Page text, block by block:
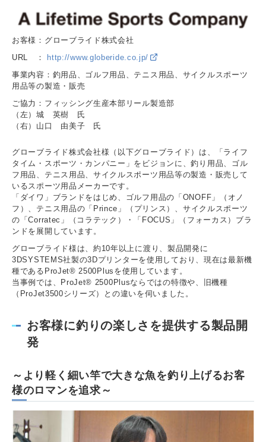
お客様：グローブライド株式会社
URL ：
http://www.globeride.co.jp/
事業内容：釣用品、ゴルフ用品、テニス用品、サイクルスポーツ
用品等の製造・販売
ご協力：フィッシング生産本部リール製造部
（左）城 英樹 氏
（右）山口 由美子 氏
グローブライド株式会社様（以下グローブライド）は、「ライフ
タイム・スポーツ・カンパニー」をビジョンに、釣り用品、ゴル
フ用品、テニス用品、サイクルスポーツ用品等の製造・販売して
いるスポーツ用品メーカーです。
「ダイワ」ブランドをはじめ、ゴルフ用品の「ONOFF」（オノ
フ）、テニス用品の「Prince」（プリンス）、サイクルスポーツ
の「Corratec」（コラテック）・「FOCUS」（フォーカス）ブラ
ンドを展開しています。
グローブライド様は、約10年以上に渡り、製品開発に
3DSYSTEMS社製の3Dプリンターを使用しており、現在は最新機
種であるProJet® 2500Plusを使用しています。
当事例では、ProJet® 2500Plusならではの特徴や、旧機種
（ProJet3500シリーズ）との違いを伺いました。
お客様に釣りの楽しさを提供する製品開
発
～より軽く細い竿で大きな魚を釣り上げるお客
様のロマンを追求～